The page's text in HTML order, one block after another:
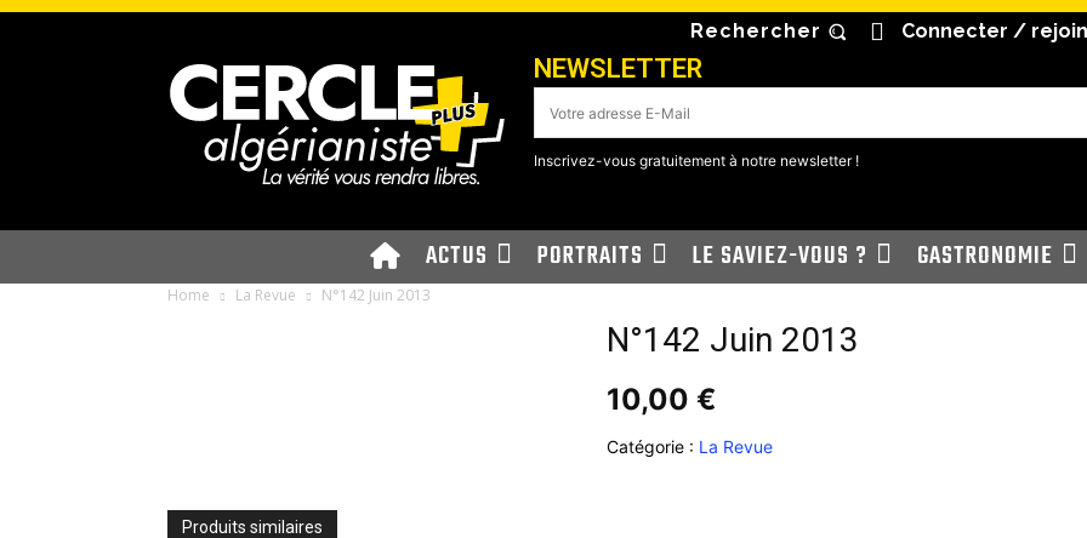
Rechercher Connecter /
NEWSLETTER
Inscrivez-vous gratuitement à notre newsletter !
ACTUS PORTRAITS LE SAVIEZ-VOUS ? GASTRONOMIE
Home La Revue N°142 Juin 2013
N°142 Juin 2013
10,00 €
Catégorie : La Revue
Produits similaires